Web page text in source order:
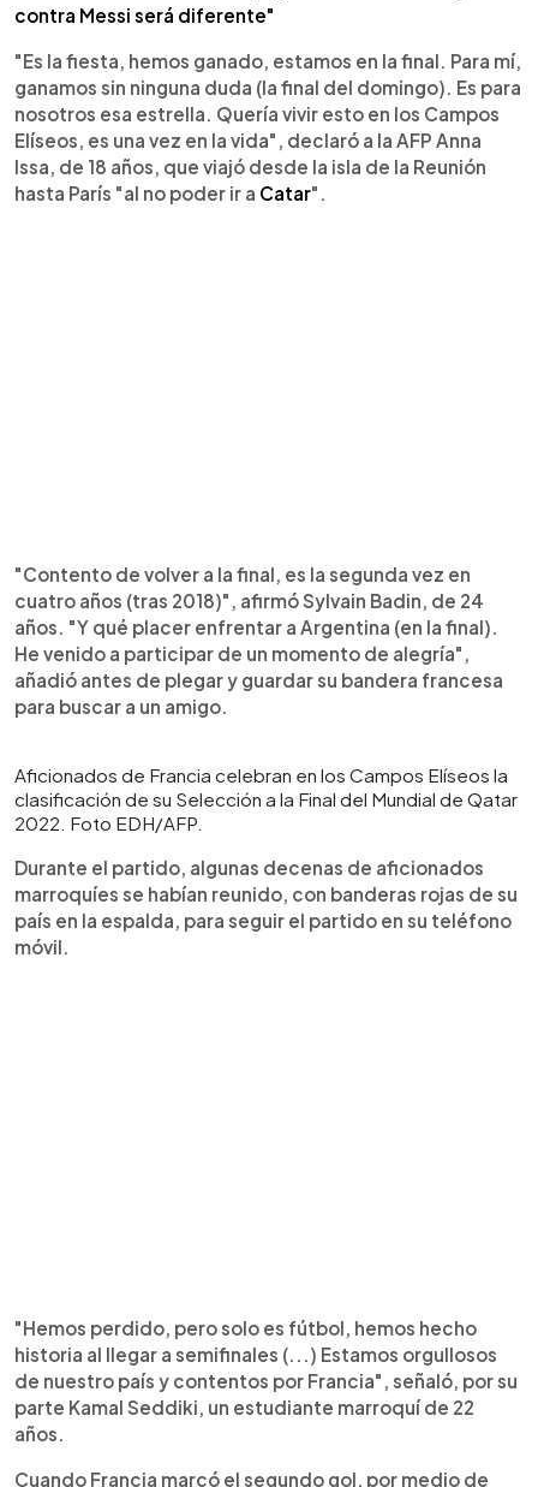
contra Messi será diferente"
"Es la fiesta, hemos ganado, estamos en la final. Para mí,
ganamos sin ninguna duda (la final del domingo). Es para
nosotros esa estrella. Quería vivir esto en los Campos
Elíseos, es una vez en la vida", declaró a la AFP Anna
Issa, de 18 años, que viajó desde la isla de la Reunión
hasta París "al no poder ir a Catar".
"Contento de volver a la final, es la segunda vez en
cuatro años (tras 2018)", afirmó Sylvain Badin, de 24
años. "Y qué placer enfrentar a Argentina (en la final).
He venido a participar de un momento de alegría",
añadió antes de plegar y guardar su bandera francesa
para buscar a un amigo.
Aficionados de Francia celebran en los Campos Elíseos la
clasificación de su Selección a la Final del Mundial de Qatar
2022. Foto EDH/AFP.
Durante el partido, algunas decenas de aficionados
marroquíes se habían reunido, con banderas rojas de su
país en la espalda, para seguir el partido en su teléfono
móvil.
"Hemos perdido, pero solo es fútbol, hemos hecho
historia al llegar a semifinales (...) Estamos orgullosos
de nuestro país y contentos por Francia", señaló, por su
parte Kamal Seddiki, un estudiante marroquí de 22
años.
Cuando Francia marcó el segundo gol, por medio de